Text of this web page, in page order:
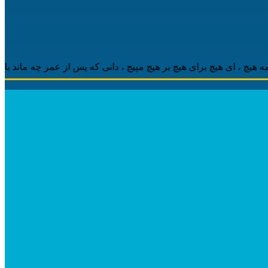
، ‌ای هیچ برای هیچ بر هیچ مپیچ ، دانی که پس از عمر چه ماند باقی